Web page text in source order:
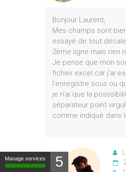
Bonjour Laurent,
Mes champs sont
essayé de tout
2ème ligne mais rien
Je pense que mon
fichier excel car j’ai
l’enregistre sous ou
je n’ai que la
séparateur point
comme indiqué dans
Manage services 5